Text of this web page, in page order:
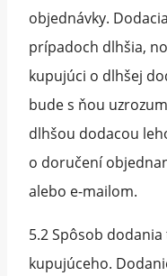
objednávky.
prípadoch dlhšia,
kupujúci o dlhšej
bude s ňou
dlhšou dodacou
o doručení
alebo e-mailom.
5.2 Spôsob
kupujúceho.